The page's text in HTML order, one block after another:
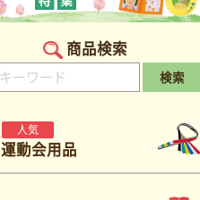
商品検索
検索
人気
運動会用品